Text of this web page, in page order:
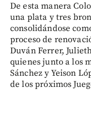
De esta manera
una plata y tres
consolidándose
proceso de
Duván Ferrer,
quienes junto a los
Sánchez y Yeison
de los próximos